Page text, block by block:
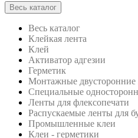
Весь каталог
Весь каталог
Клейкая лента
Клей
Активатор адгезии
Герметик
Монтажные двусторонние
Специальные
Ленты для флексопечати
Распускаемые ленты для
Промышленные клеи
Клеи - герметики